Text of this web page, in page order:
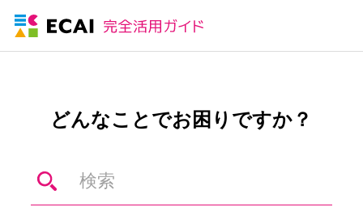
どんなことでお困りですか？